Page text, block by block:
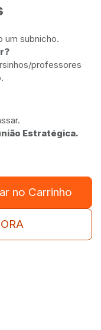
um subnicho.
professores
Estratégica.
no Carrinho